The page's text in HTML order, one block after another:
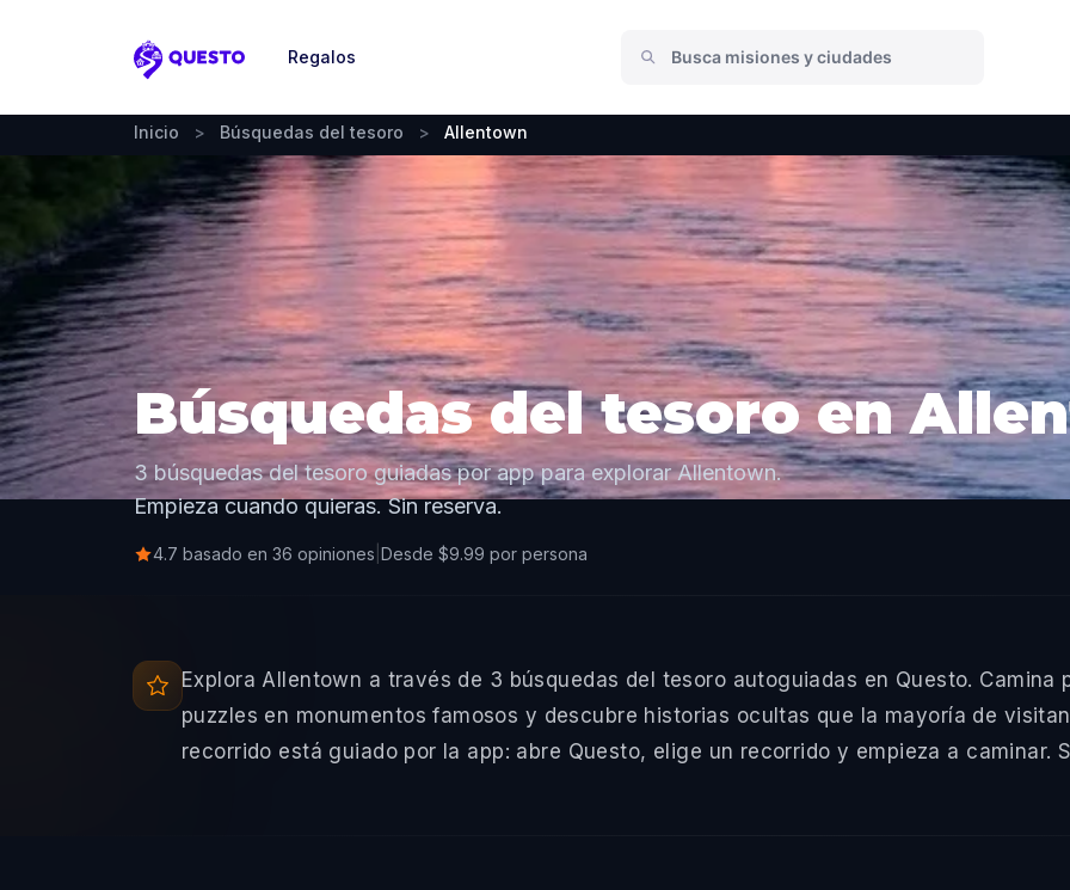
Questo
Regalos
Inicio > Búsquedas del tesoro > Allentown
Búsquedas del tesoro en
3 búsquedas del tesoro guiadas por app para explorar Allentown.
Empieza cuando quieras. Sin reserva.
4.7 basado en 36 opiniones Desde $9.99 por persona
Explora Allentown a través de 3 búsquedas del tesoro autoguiadas en Questo.
puzzles en monumentos famosos y descubre historias ocultas que la mayoría de
recorrido está guiado por la app: abre Questo, elige un recorrido y empieza a caminar.